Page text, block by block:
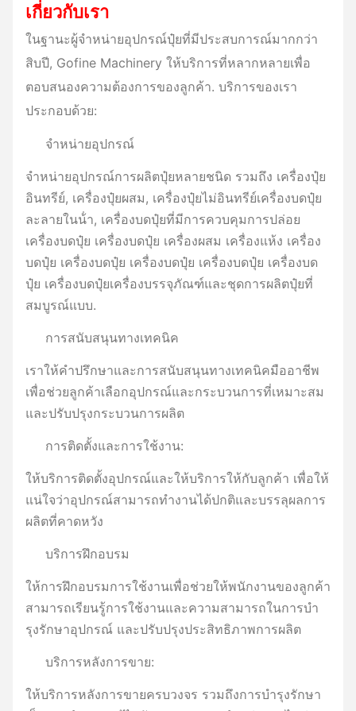
เกี่ยวกับเรา
ในฐานะผู้จําหน่ายอุปกรณ์ปุ๋ยที่มีประสบการณ์มากกว่า
สิบปี, Gofine Machinery ให้บริการที่หลากหลายเพื่อ
ตอบสนองความต้องการของลูกค้า. บริการของเรา
ประกอบด้วย:
จําหน่ายอุปกรณ์
จําหน่ายอุปกรณ์การผลิตปุ๋ยหลายชนิด รวมถึง เครื่องปุ๋ย
อินทรีย์, เครื่องปุ๋ยผสม, เครื่องปุ๋ยไม่อินทรีย์เครื่องบดปุ๋ย
ละลายในน้ํา, เครื่องบดปุ๋ยที่มีการควบคุมการปล่อย
เครื่องบดปุ๋ย เครื่องบดปุ๋ย เครื่องผสม เครื่องแห้ง เครื่อง
บดปุ๋ย เครื่องบดปุ๋ย เครื่องบดปุ๋ย เครื่องบดปุ๋ย เครื่องบด
ปุ๋ย เครื่องบดปุ๋ยเครื่องบรรจุภัณฑ์และชุดการผลิตปุ๋ยที่
สมบูรณ์แบบ.
การสนับสนุนทางเทคนิค
เราให้คําปรึกษาและการสนับสนุนทางเทคนิคมืออาชีพ
เพื่อช่วยลูกค้าเลือกอุปกรณ์และกระบวนการที่เหมาะสม
และปรับปรุงกระบวนการผลิต
การติดตั้งและการใช้งาน:
ให้บริการติดตั้งอุปกรณ์และให้บริการให้กับลูกค้า เพื่อให้
แน่ใจว่าอุปกรณ์สามารถทํางานได้ปกติและบรรลุผลการ
ผลิตที่คาดหวัง
บริการฝึกอบรม
ให้การฝึกอบรมการใช้งานเพื่อช่วยให้พนักงานของลูกค้า
สามารถเรียนรู้การใช้งานและความสามารถในการบํา
รุงรักษาอุปกรณ์ และปรับปรุงประสิทธิภาพการผลิต
บริการหลังการขาย:
ให้บริการหลังการขายครบวงจร รวมถึงการบํารุงรักษา